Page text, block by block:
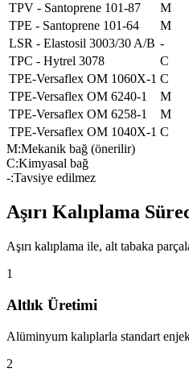
TPV - Santoprene 101-87
M
TPE - Santoprene 101-64
M
LSR - Elastosil 3003/30 A/B -
TPC - Hytrel 3078
C
TPE-Versaflex OM 1060X-1 C
TPE-Versaflex OM 6240-1
M
TPE-Versaflex OM 6258-1
M
TPE-Versaflex OM 1040X-1 C
M:Mekanik bağ (önerilir)
C:Kimyasal bağ
-:Tavsiye edilmez
Aşırı Kalıplama
Aşırı kalıplama ile, alt tabaka
1
Altlık Üretimi
Alüminyum kalıplarla standart
2